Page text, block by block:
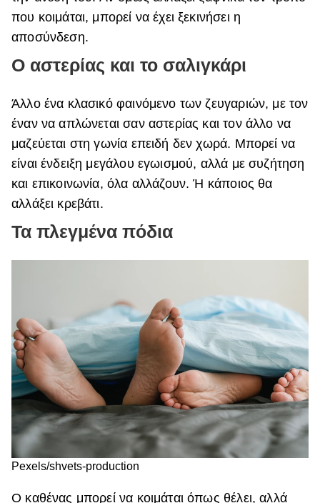
που κοιμάται, μπορεί να έχει ξεκινήσει η
αποσύνδεση.
Ο αστερίας και το σαλιγκάρι
Άλλο ένα κλασικό φαινόμενο των ζευγαριών, με τον
έναν να απλώνεται σαν αστερίας και τον άλλο να
μαζεύεται στη γωνία επειδή δεν χωρά. Μπορεί να
είναι ένδειξη μεγάλου εγωισμού, αλλά με συζήτηση
και επικοινωνία, όλα αλλάζουν. Ή κάποιος θα
αλλάξει κρεβάτι.
Τα πλεγμένα πόδια
Pexels/shvets-production
Ο καθένας μπορεί να κοιμάται όπως θέλει, αλλά